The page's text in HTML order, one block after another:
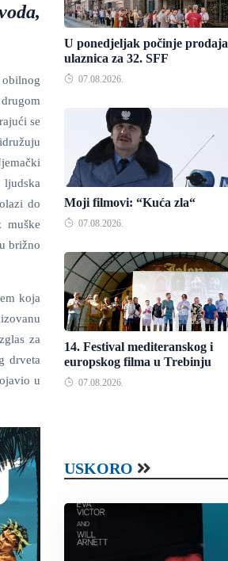
se
do
muške
brižno
koja
za
drveta
u
U ponedjeljak počinje prodaja
ulaznica za 32. SFF
07.08.2026.
Moji filmovi: “Kuća zla“
07.08.2026.
14. Festival mediteranskog i
europskog filma u Trebinju
07.08.2026.
USKORO